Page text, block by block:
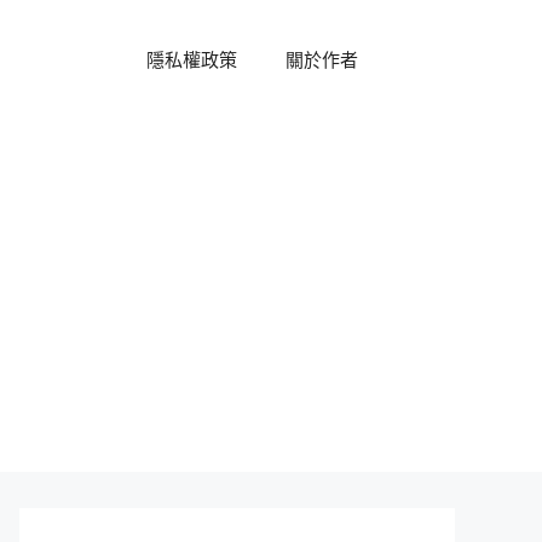
隱私權政策 關於作者